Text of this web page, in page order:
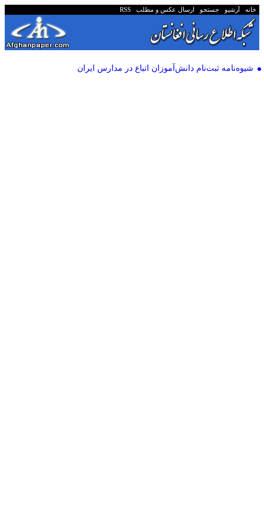
خانه آرشیو جستجو ارسال عکس و مطلب RSS
شیوه‌نامه ثبت‌نام دانش‌آموزان اتباع در مدارس ایران